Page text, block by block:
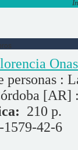
personas :
[AR]
210 p.
1579-42-6